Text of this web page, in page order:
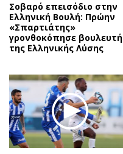
Σοβαρό επεισόδιο στην
Ελληνική Βουλή: Πρώην
«Σπαρτιάτης»
γρονθοκόπησε βουλευτή
της Ελληνικής Λύσης